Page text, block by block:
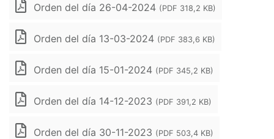
Orden del día 26-04-2024 (PDF 318,2 KB)
Orden del día 13-03-2024 (PDF 383,6 KB)
Orden del día 15-01-2024 (PDF 345,2 KB)
Orden del día 14-12-2023 (PDF 391,2 KB)
Orden del día 30-11-2023 (PDF 503,4 KB)